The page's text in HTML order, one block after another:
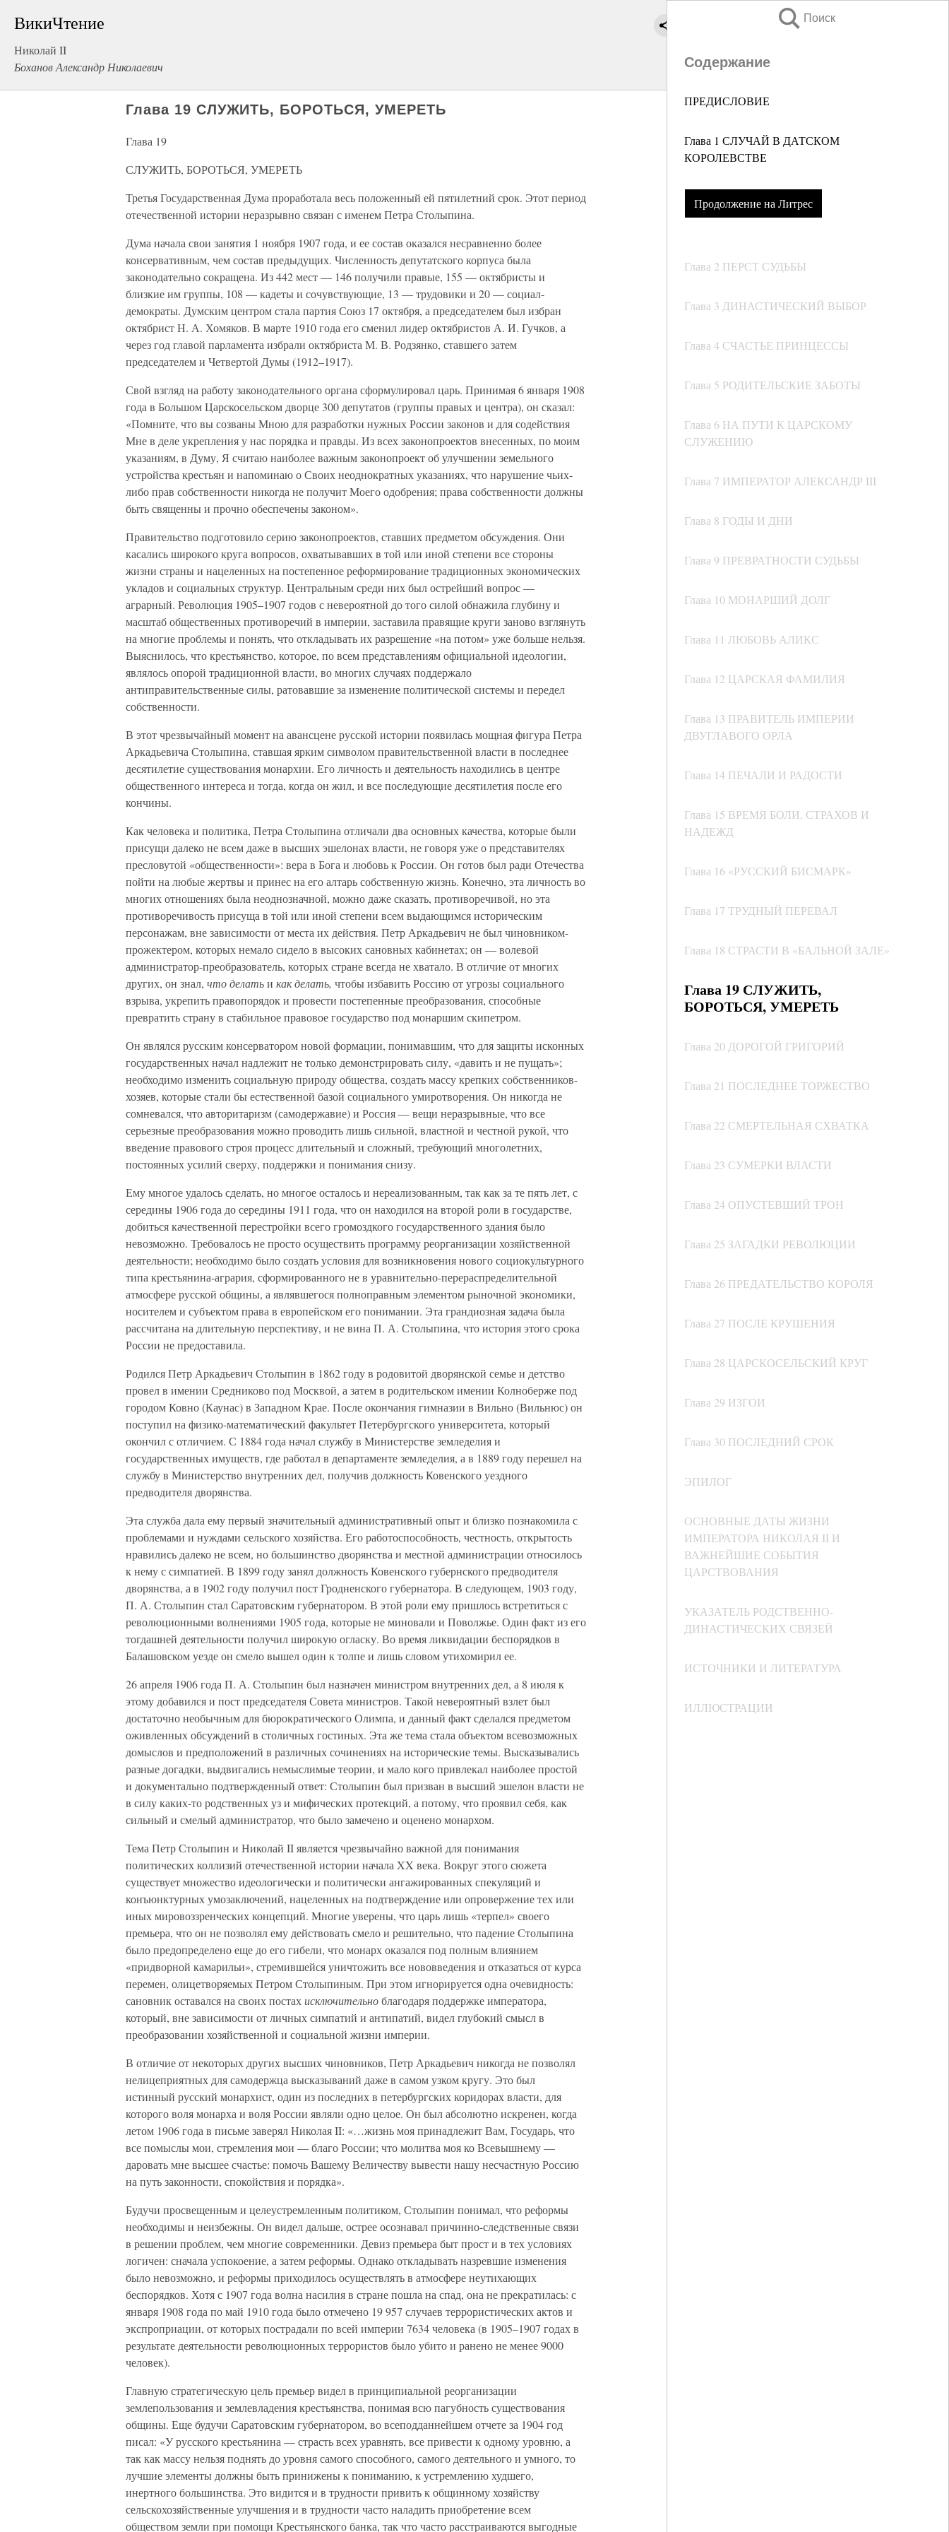
ВикиЧтение
Николай II
Боханов Александр Николаевич
Поиск
Содержание
ПРЕДИСЛОВИЕ
Глава 1 СЛУЧАЙ В ДАТСКОМ
КОРОЛЕВСТВЕ
Продолжение на Литрес
Глава 2 ПЕРСТ СУДЬБЫ
Глава 3 ДИНАСТИЧЕСКИЙ ВЫБОР
Глава 4 СЧАСТЬЕ ПРИНЦЕССЫ
Глава 5 РОДИТЕЛЬСКИЕ ЗАБОТЫ
Глава 6 НА ПУТИ К ЦАРСКОМУ
СЛУЖЕНИЮ
Глава 7 ИМПЕРАТОР АЛЕКСАНДР III
Глава 8 ГОДЫ И ДНИ
Глава 9 ПРЕВРАТНОСТИ СУДЬБЫ
Глава 10 МОНАРШИЙ ДОЛГ
Глава 11 ЛЮБОВЬ АЛИКС
Глава 12 ЦАРСКАЯ ФАМИЛИЯ
Глава 13 ПРАВИТЕЛЬ ИМПЕРИИ
ДВУГЛАВОГО ОРЛА
Глава 14 ПЕЧАЛИ И РАДОСТИ
Глава 15 ВРЕМЯ БОЛИ, СТРАХОВ И
НАДЕЖД
Глава 16 «РУССКИЙ БИСМАРК»
Глава 17 ТРУДНЫЙ ПЕРЕВАЛ
Глава 18 СТРАСТИ В «БАЛЬНОЙ ЗАЛЕ»
Глава 19 СЛУЖИТЬ,
БОРОТЬСЯ, УМЕРЕТЬ
Глава 20 ДОРОГОЙ ГРИГОРИЙ
Глава 21 ПОСЛЕДНЕЕ ТОРЖЕСТВО
Глава 22 СМЕРТЕЛЬНАЯ СХВАТКА
Глава 23 СУМЕРКИ ВЛАСТИ
Глава 24 ОПУСТЕВШИЙ ТРОН
Глава 25 ЗАГАДКИ РЕВОЛЮЦИИ
Глава 26 ПРЕДАТЕЛЬСТВО КОРОЛЯ
Глава 27 ПОСЛЕ КРУШЕНИЯ
Глава 28 ЦАРСКОСЕЛЬСКИЙ КРУГ
Глава 29 ИЗГОИ
Глава 30 ПОСЛЕДНИЙ СРОК
ЭПИЛОГ
ОСНОВНЫЕ ДАТЫ ЖИЗНИ
ИМПЕРАТОРА НИКОЛАЯ II И
ВАЖНЕЙШИЕ СОБЫТИЯ
ЦАРСТВОВАНИЯ
УКАЗАТЕЛЬ РОДСТВЕННО-
ДИНАСТИЧЕСКИХ СВЯЗЕЙ
ИСТОЧНИКИ И ЛИТЕРАТУРА
ИЛЛЮСТРАЦИИ
Глава 19 СЛУЖИТЬ, БОРОТЬСЯ, УМЕРЕТЬ
Глава 19
СЛУЖИТЬ, БОРОТЬСЯ, УМЕРЕТЬ
Третья Государственная Дума проработала весь положенный ей пятилетний срок. Этот период
отечественной истории неразрывно связан с именем Петра Столыпина.
Дума начала свои занятия 1 ноября 1907 года, и ее состав оказался несравненно более
консервативным, чем состав предыдущих. Численность депутатского корпуса была
законодательно сокращена. Из 442 мест — 146 получили правые, 155 — октябристы и
близкие им группы, 108 — кадеты и сочувствующие, 13 — трудовики и 20 — социал-
демократы. Думским центром стала партия Союз 17 октября, а председателем был избран
октябрист Н. А. Хомяков. В марте 1910 года его сменил лидер октябристов А. И. Гучков, а
через год главой парламента избрали октябриста М. В. Родзянко, ставшего затем
председателем и Четвертой Думы (1912–1917).
Свой взгляд на работу законодательного органа сформулировал царь. Принимая 6 января 1908
года в Большом Царскосельском дворце 300 депутатов (группы правых и центра), он сказал:
«Помните, что вы созваны Мною для разработки нужных России законов и для содействия
Мне в деле укрепления у нас порядка и правды. Из всех законопроектов внесенных, по моим
указаниям, в Думу, Я считаю наиболее важным законопроект об улучшении земельного
устройства крестьян и напоминаю о Своих неоднократных указаниях, что нарушение чьих-
либо прав собственности никогда не получит Моего одобрения; права собственности должны
быть священны и прочно обеспечены законом».
Правительство подготовило серию законопроектов, ставших предметом обсуждения. Они
касались широкого круга вопросов, охватывавших в той или иной степени все стороны
жизни страны и нацеленных на постепенное реформирование традиционных экономических
укладов и социальных структур. Центральным среди них был острейший вопрос —
аграрный. Революция 1905–1907 годов с невероятной до того силой обнажила глубину и
масштаб общественных противоречий в империи, заставила правящие круги заново взглянуть
на многие проблемы и понять, что откладывать их разрешение «на потом» уже больше нельзя.
Выяснилось, что крестьянство, которое, по всем представлениям официальной идеологии,
являлось опорой традиционной власти, во многих случаях поддержало
антиправительственные силы, ратовавшие за изменение политической системы и передел
собственности.
В этот чрезвычайный момент на авансцене русской истории появилась мощная фигура Петра
Аркадьевича Столыпина, ставшая ярким символом правительственной власти в последнее
десятилетие существования монархии. Его личность и деятельность находились в центре
общественного интереса и тогда, когда он жил, и все последующие десятилетия после его
кончины.
Как человека и политика, Петра Столыпина отличали два основных качества, которые были
присущи далеко не всем даже в высших эшелонах власти, не говоря уже о представителях
пресловутой «общественности»: вера в Бога и любовь к России. Он готов был ради Отечества
пойти на любые жертвы и принес на его алтарь собственную жизнь. Конечно, эта личность во
многих отношениях была неоднозначной, можно даже сказать, противоречивой, но эта
противоречивость присуща в той или иной степени всем выдающимся историческим
персонажам, вне зависимости от места их действия. Петр Аркадьевич не был чиновником-
прожектером, которых немало сидело в высоких сановных кабинетах; он — волевой
администратор-преобразователь, которых стране всегда не хватало. В отличие от многих
других, он знал, что делатьи как делать, чтобы избавить Россию от угрозы социального
взрыва, укрепить правопорядок и провести постепенные преобразования, способные
превратить страну в стабильное правовое государство под монаршим скипетром.
Он являлся русским консерватором новой формации, понимавшим, что для защиты исконных
государственных начал надлежит не только демонстрировать силу, «давить и не пущать»;
необходимо изменить социальную природу общества, создать массу крепких собственников-
хозяев, которые стали бы естественной базой социального умиротворения. Он никогда не
сомневался, что авторитаризм (самодержавие) и Россия — вещи неразрывные, что все
серьезные преобразования можно проводить лишь сильной, властной и честной рукой, что
введение правового строя процесс длительный и сложный, требующий многолетних,
постоянных усилий сверху, поддержки и понимания снизу.
Ему многое удалось сделать, но многое осталось и нереализованным, так как за те пять лет, с
середины 1906 года до середины 1911 года, что он находился на второй роли в государстве,
добиться качественной перестройки всего громоздкого государственного здания было
невозможно. Требовалось не просто осуществить программу реорганизации хозяйственной
деятельности; необходимо было создать условия для возникновения нового социокультурного
типа крестьянина-агрария, сформированного не в уравнительно-перераспределительной
атмосфере русской общины, а являвшегося полноправным элементом рыночной экономики,
носителем и субъектом права в европейском его понимании. Эта грандиозная задача была
рассчитана на длительную перспективу, и не вина П. А. Столыпина, что история этого срока
России не предоставила.
Родился Петр Аркадьевич Столыпин в 1862 году в родовитой дворянской семье и детство
провел в имении Средниково под Москвой, а затем в родительском имении Колноберже под
городом Ковно (Каунас) в Западном Крае. После окончания гимназии в Вильно (Вильнюс) он
поступил на физико-математический факультет Петербургского университета, который
окончил с отличием. С 1884 года начал службу в Министерстве земледелия и
государственных имуществ, где работал в департаменте земледелия, а в 1889 году перешел на
службу в Министерство внутренних дел, получив должность Ковенского уездного
предводителя дворянства.
Эта служба дала ему первый значительный административный опыт и близко познакомила с
проблемами и нуждами сельского хозяйства. Его работоспособность, честность, открытость
нравились далеко не всем, но большинство дворянства и местной администрации относилось
к нему с симпатией. В 1899 году занял должность Ковенского губернского предводителя
дворянства, а в 1902 году получил пост Гродненского губернатора. В следующем, 1903 году,
П. А. Столыпин стал Саратовским губернатором. В этой роли ему пришлось встретиться с
революционными волнениями 1905 года, которые не миновали и Поволжье. Один факт из его
тогдашней деятельности получил широкую огласку. Во время ликвидации беспорядков в
Балашовском уезде он смело вышел один к толпе и лишь словом утихомирил ее.
26 апреля 1906 года П. А. Столыпин был назначен министром внутренних дел, а 8 июля к
этому добавился и пост председателя Совета министров. Такой невероятный взлет был
достаточно необычным для бюрократического Олимпа, и данный факт сделался предметом
оживленных обсуждений в столичных гостиных. Эта же тема стала объектом всевозможных
домыслов и предположений в различных сочинениях на исторические темы. Высказывались
разные догадки, выдвигались немыслимые теории, и мало кого привлекал наиболее простой
и документально подтвержденный ответ: Столыпин был призван в высший эшелон власти не
в силу каких-то родственных уз и мифических протекций, а потому, что проявил себя, как
сильный и смелый администратор, что было замечено и оценено монархом.
Тема Петр Столыпин и Николай II является чрезвычайно важной для понимания
политических коллизий отечественной истории начала XX века. Вокруг этого сюжета
существует множество идеологически и политически ангажированных спекуляций и
конъюнктурных умозаключений, нацеленных на подтверждение или опровержение тех или
иных мировоззренческих концепций. Многие уверены, что царь лишь «терпел» своего
премьера, что он не позволял ему действовать смело и решительно, что падение Столыпина
было предопределено еще до его гибели, что монарх оказался под полным влиянием
«придворной камарильи», стремившейся уничтожить все нововведения и отказаться от курса
перемен, олицетворяемых Петром Столыпиным. При этом игнорируется одна очевидность:
сановник оставался на своих постахисключительноблагодаря поддержке императора,
который, вне зависимости от личных симпатий и антипатий, видел глубокий смысл в
преобразовании хозяйственной и социальной жизни империи.
В отличие от некоторых других высших чиновников, Петр Аркадьевич никогда не позволял
нелицеприятных для самодержца высказываний даже в самом узком кругу. Это был
истинный русский монархист, один из последних в петербургских коридорах власти, для
которого воля монарха и воля России являли одно целое. Он был абсолютно искренен, когда
летом 1906 года в письме заверял Николая II: «…жизнь моя принадлежит Вам, Государь, что
все помыслы мои, стремления мои — благо России; что молитва моя ко Всевышнему —
даровать мне высшее счастье: помочь Вашему Величеству вывести нашу несчастную Россию
на путь законности, спокойствия и порядка».
Будучи просвещенным и целеустремленным политиком, Столыпин понимал, что реформы
необходимы и неизбежны. Он видел дальше, острее осознавал причинно-следственные связи
в решении проблем, чем многие современники. Девиз премьера быт прост и в тех условиях
логичен: сначала успокоение, а затем реформы. Однако откладывать назревшие изменения
было невозможно, и реформы приходилось осуществлять в атмосфере неутихающих
беспорядков. Хотя с 1907 года волна насилия в стране пошла на спад, она не прекратилась: с
января 1908 года по май 1910 года было отмечено 19 957 случаев террористических актов и
экспроприации, от которых пострадали по всей империи 7634 человека (в 1905–1907 годах в
результате деятельности революционных террористов было убито и ранено не менее 9000
человек).
Главную стратегическую цель премьер видел в принципиальной реорганизации
землепользования и землевладения крестьянства, понимая всю пагубность существования
общины. Еще будучи Саратовским губернатором, во всеподданнейшем отчете за 1904 год
писал: «У русского крестьянина — страсть всех уравнять, все привести к одному уровню, а
так как массу нельзя поднять до уровня самого способного, самого деятельного и умного, то
лучшие элементы должны быть принижены к пониманию, к устремлению худшего,
инертного большинства. Это видится и в трудности привить к общинному хозяйству
сельскохозяйственные улучшения и в трудности часто наладить приобретение всем
обществом земли при помощи Крестьянского банка, так что часто расстраиваются выгодные